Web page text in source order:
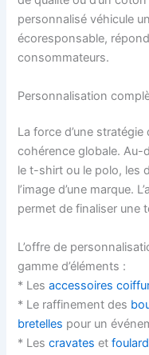
personnalisé véhicule
écoresponsable,
consommateurs.
Personnalisation
La force d’une
cohérence globale. Au-
le t-shirt ou le polo, les
l’image d’une marque.
permet de finaliser une
L’offre de
gamme d’éléments :
* Lesaccessoires
* Le raffinement des
bretelles pour un
* Lescravates et